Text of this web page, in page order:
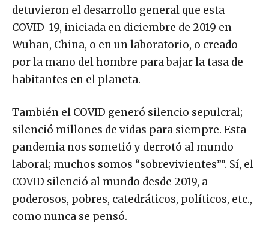
detuvieron el desarrollo general que esta
COVID-19, iniciada en diciembre de 2019 en
Wuhan, China, o en un laboratorio, o creado
por la mano del hombre para bajar la tasa de
habitantes en el planeta.
También el COVID generó silencio sepulcral;
silenció millones de vidas para siempre. Esta
pandemia nos sometió y derrotó al mundo
laboral; muchos somos “sobrevivientes””. Sí, el
COVID silenció al mundo desde 2019, a
poderosos, pobres, catedráticos, políticos, etc.,
como nunca se pensó.